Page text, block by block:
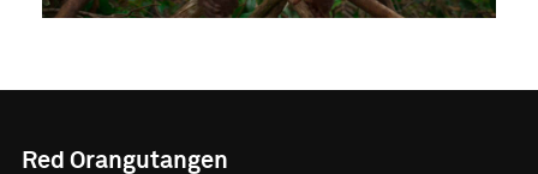
Red Orangutangen